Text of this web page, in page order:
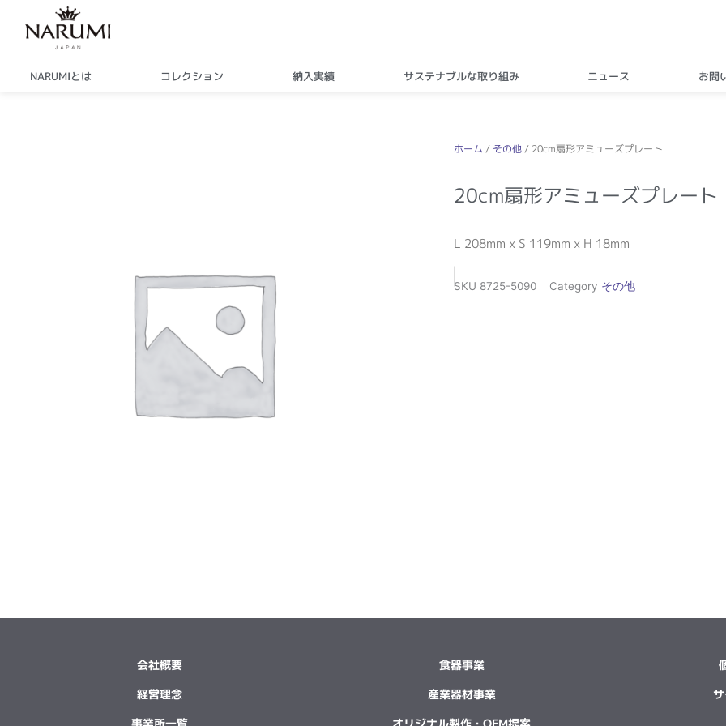
NARUMIとは コレクション 納入実績 サステナブルな取り組み ニュース お問
ホーム / その他 / 20cm扇形アミューズプレート
20cm扇形アミューズプレート
L 208mm x S 119mm x H 18mm
SKU 8725-5090 Category その他
会社概要
経営理念
事業所一覧
食器事業
産業器材事業
オリジナル製作・OEM提案